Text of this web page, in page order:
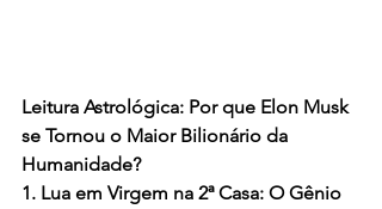
Leitura Astrológica: Por que Elon Musk
se Tornou o Maior Bilionário da
Humanidade?
1. Lua em Virgem na 2ª Casa: O Gênio